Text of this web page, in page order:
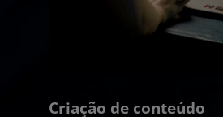
Criação de conteúdo